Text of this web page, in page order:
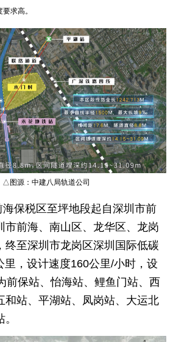
求高。
△图源：中建八局轨道公司
保税区至坪地段起自深圳市前
市前海、南山区、龙华区、龙岗
终至深圳市龙岗区深圳国际低碳
里，设计速度160公里/小时，设
前保站、怡海站、鲤鱼门站、西
和站、平湖站、凤岗站、大运北